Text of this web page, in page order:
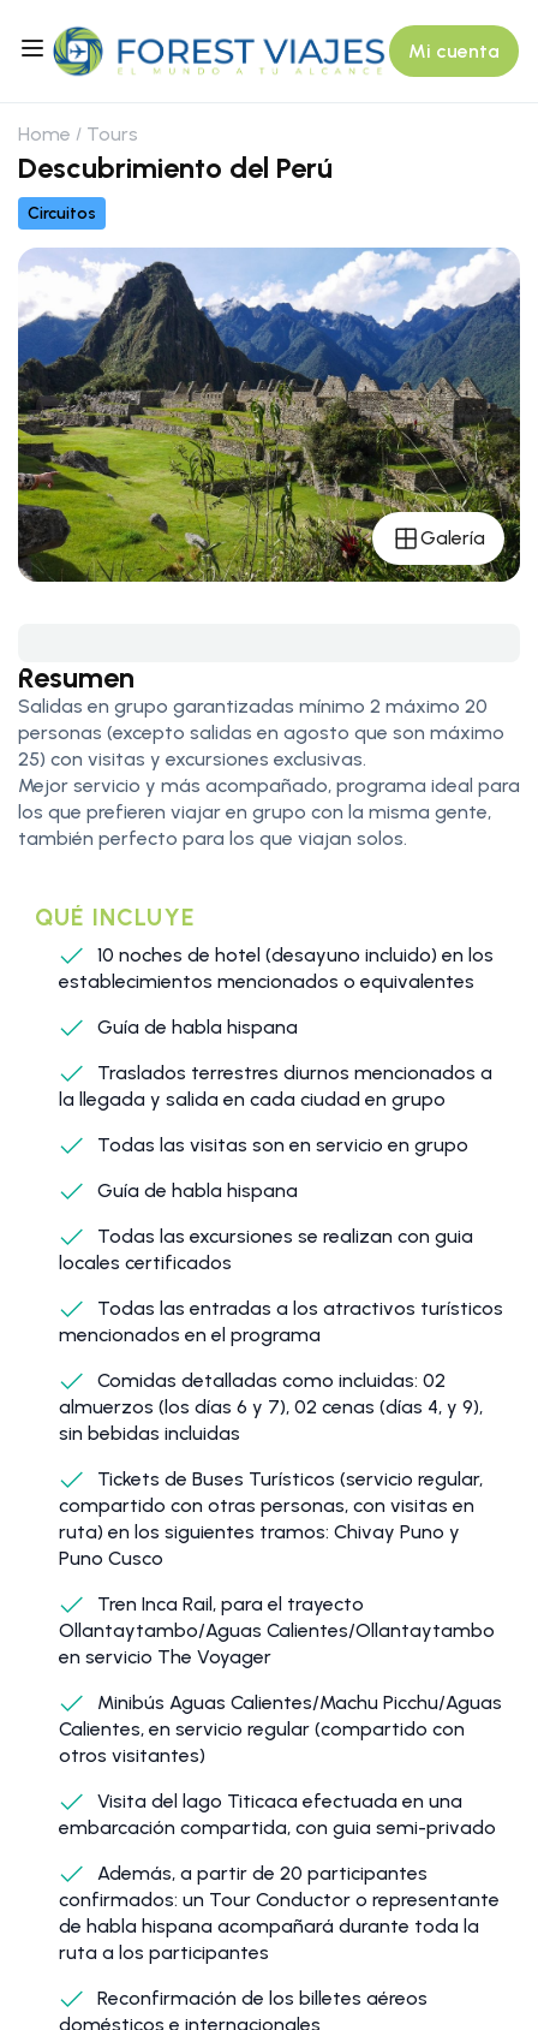
Mi cuenta
Home Tours
Descubrimiento del Perú
Circuitos
Galería
Resumen
Salidas en grupo garantizadas mínimo 2 máximo 20
personas (excepto salidas en agosto que son máximo
25) con visitas y excursiones exclusivas.
Mejor servicio y más acompañado, programa ideal para
los que prefieren viajar en grupo con la misma gente,
también perfecto para los que viajan solos.
QUÉ INCLUYE
10 noches de hotel (desayuno incluido) en los
establecimientos mencionados o equivalentes
Guía de habla hispana
Traslados terrestres diurnos mencionados a
la llegada y salida en cada ciudad en grupo
Todas las visitas son en servicio en grupo
Guía de habla hispana
Todas las excursiones se realizan con guia
locales certificados
Todas las entradas a los atractivos turísticos
mencionados en el programa
Comidas detalladas como incluidas: 02
almuerzos (los días 6 y 7), 02 cenas (días 4, y 9),
sin bebidas incluidas
Tickets de Buses Turísticos (servicio regular,
compartido con otras personas, con visitas en
ruta) en los siguientes tramos: Chivay Puno y
Puno Cusco
Tren Inca Rail, para el trayecto
Ollantaytambo/Aguas Calientes/Ollantaytambo
en servicio The Voyager
Minibús Aguas Calientes/Machu Picchu/Aguas
Calientes, en servicio regular (compartido con
otros visitantes)
Visita del lago Titicaca efectuada en una
embarcación compartida, con guia semi-privado
Además, a partir de 20 participantes
confirmados: un Tour Conductor o representante
de habla hispana acompañará durante toda la
ruta a los participantes
Reconfirmación de los billetes aéreos
domésticos e internacionales